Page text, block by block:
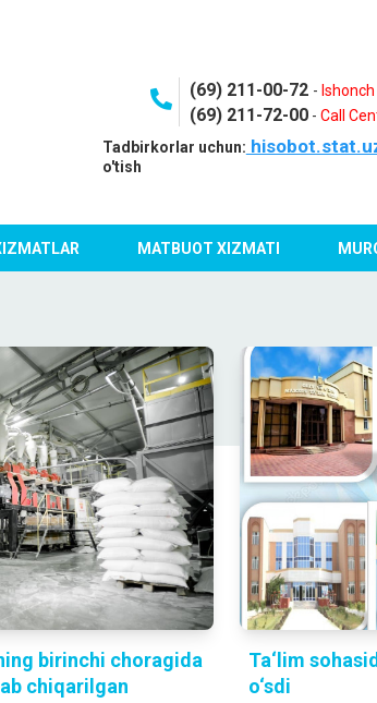
(69) 211-00-72 -
(69) 211-72-00- Call
Tadbirkorlar uchun:
o'tish
MATBUOT XIZMATI
birinchi choragida
chiqarilgan
Ta‘lim
o‘sdi